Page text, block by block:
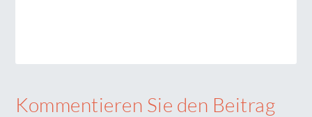
Kommentieren Sie den Beitrag